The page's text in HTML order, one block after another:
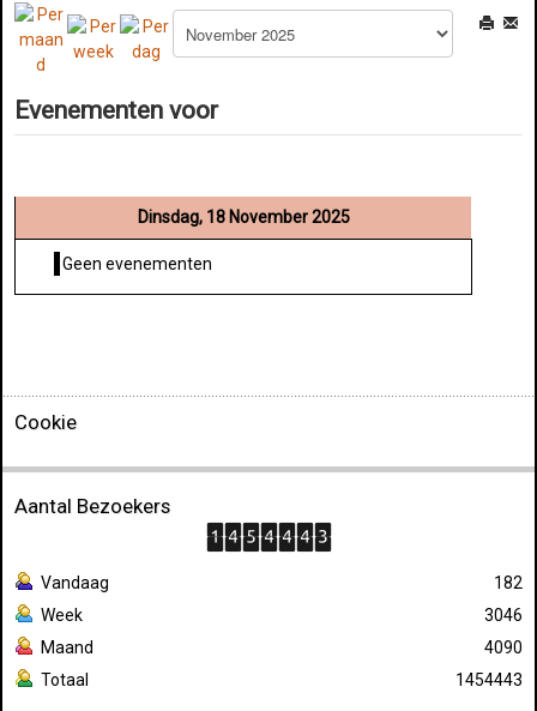
Evenementen voor
Dinsdag, 18 November 2025
Geen evenementen
Cookie
Aantal Bezoekers
Vandaag
182
Week
3046
Maand
4090
Totaal
1454443